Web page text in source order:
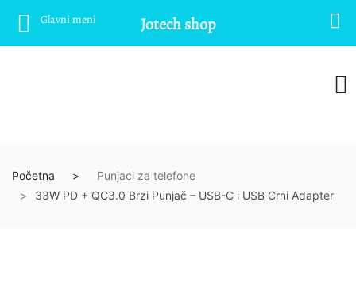
Početna
Punjaci za telefone
33W PD + QC3.0 Brzi Punjač – USB-C i USB Crni Adapter
Glavni meni Jotech shop